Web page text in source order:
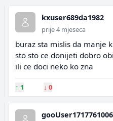
kxuser689da1982
prije 4 mjeseca
buraz sta mislis da manje
sto sto ce donijeti dobro
ili ce doci neko ko zna
↑ 1 ↓ 0
gooUser1717761006